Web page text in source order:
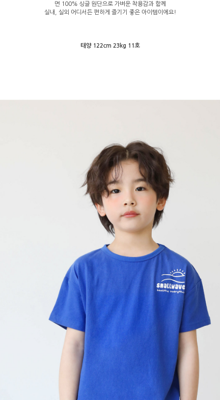
면 100% 싱글 원단으로 가벼운 착용감과 함께
실내, 실외 어디서든 편하게 즐기기 좋은 아이템이에요!
태양 122cm 23kg 11호